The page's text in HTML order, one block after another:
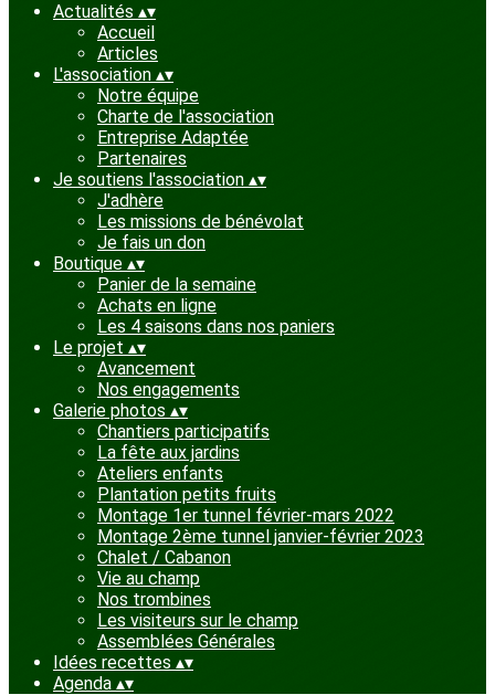
Actualités ▴▾
Accueil
Articles
L'association ▴▾
Notre équipe
Charte de l'association
Entreprise Adaptée
Partenaires
Je soutiens l'association ▴▾
J'adhère
Les missions de bénévolat
Je fais un don
Boutique ▴▾
Panier de la semaine
Achats en ligne
Les 4 saisons dans nos paniers
Le projet ▴▾
Avancement
Nos engagements
Galerie photos ▴▾
Chantiers participatifs
La fête aux jardins
Ateliers enfants
Plantation petits fruits
Montage 1er tunnel février-mars 2022
Montage 2ème tunnel janvier-février 2023
Chalet / Cabanon
Vie au champ
Nos trombines
Les visiteurs sur le champ
Assemblées Générales
Idées recettes ▴▾
Agenda ▴▾